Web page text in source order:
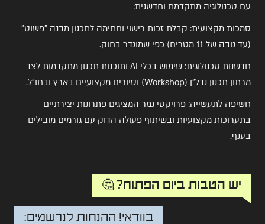
עם טכנולוגיה מתקדמת וחדשנית:
סמכות מקצועית: קבלת זכות רישוי וחתימה לתכנון מבנה "פשוט"
(עד גובה של 11 מטרים) כפי שמוגדר בחוק.
חדשנות טכנולוגית: שימוש בכלי AI ותוכנות תכנון מתקדמות לצד
מרתון תכנון נדל"ן (Workshop) וסיורים מקצועיים בארץ ובחו"ל.
חשיפה לתעשייה: פרויקטי גמר המציגים פתרונות יצירתיים
בתערוכות מקצועיות ובשיתוף פעולה הדוק עם גורמים מובילים
בענף.
יש הטבות ביום הפתוח? 🤔
בוודאי! ההנחות לנרשמים: